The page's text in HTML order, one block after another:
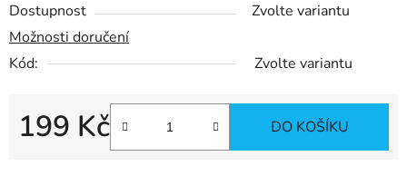
Dostupnost
Zvolte variantu
Možnosti doručení
Kód:
Zvolte variantu
199 Kč DO KOŠÍKU